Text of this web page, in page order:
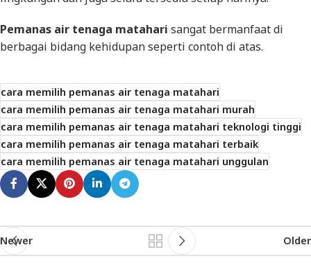
Pemanas air tenaga matahari sangat bermanfaat di
berbagai bidang kehidupan seperti contoh di atas.
cara memilih pemanas air tenaga matahari
cara memilih pemanas air tenaga matahari murah
cara memilih pemanas air tenaga matahari teknologi tinggi
cara memilih pemanas air tenaga matahari terbaik
cara memilih pemanas air tenaga matahari unggulan
Newer Older